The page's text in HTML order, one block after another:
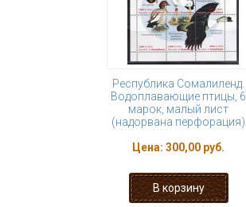
Республика Сомалиленд.
Водоплавающие птицы, 6
марок, малый лист
(надорвана перфорация)
Цена: 300,00 руб.